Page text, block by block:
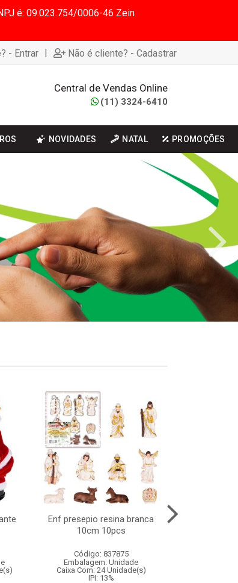
é: 09.023.754/0006-46 Zein
- Entrar | Não é cliente? - Cadastrar
Central de Vendas Online
(11) 3324-6410
NOVIDADES NATAL PROMOÇÕES
Enf presepio resina branca
10cm 10pcs
Código: 837875
Embalagem: Unidade
Caixa Com: 24 Unidade(s)
IPI: 13%